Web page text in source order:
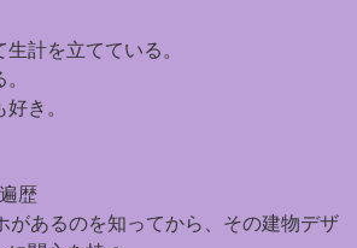
計を立てている。
き。
歴
があるのを知ってから、その建物デザ